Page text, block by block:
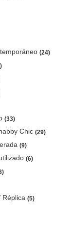
24
33
Chic 29
9
6
Réplica 5